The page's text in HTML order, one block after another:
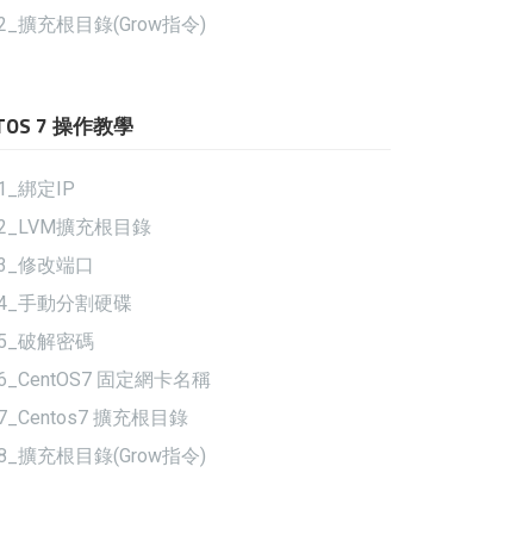
擴充根目錄(Grow指令)
7 操作教學
綁定IP
擴充根目錄
修改端口
手動分割硬碟
破解密碼
固定網卡名稱
擴充根目錄
擴充根目錄(Grow指令)